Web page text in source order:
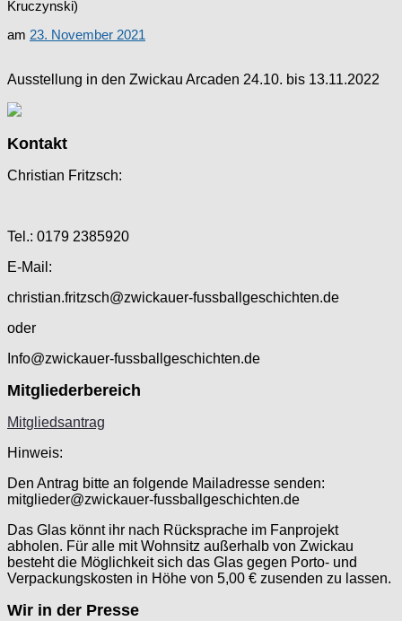
Kruczynski)
am 23. November 2021
Ausstellung in den Zwickau Arcaden 24.10. bis 13.11.2022
Kontakt
Christian Fritzsch:
Tel.: 0179 2385920
E-Mail:
christian.fritzsch@zwickauer-fussballgeschichten.de
oder
Info@zwickauer-fussballgeschichten.de
Mitgliederbereich
Mitgliedsantrag
Hinweis:
Den Antrag bitte an folgende Mailadresse senden:
mitglieder@zwickauer-fussballgeschichten.de
Das Glas könnt ihr nach Rücksprache im Fanprojekt
abholen. Für alle mit Wohnsitz außerhalb von Zwickau
besteht die Möglichkeit sich das Glas gegen Porto- und
Verpackungskosten in Höhe von 5,00 € zusenden zu lassen.
Wir in der Presse